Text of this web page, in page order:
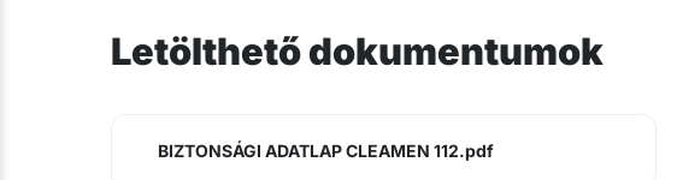
Letölthető dokumentumok
BIZTONSÁGI ADATLAP CLEAMEN 112.pdf